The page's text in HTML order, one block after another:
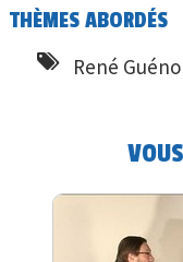
THÈMES ABORDÉS
René